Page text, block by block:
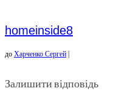
homeinside8
до Харченко Сергей
Залишити відповідь